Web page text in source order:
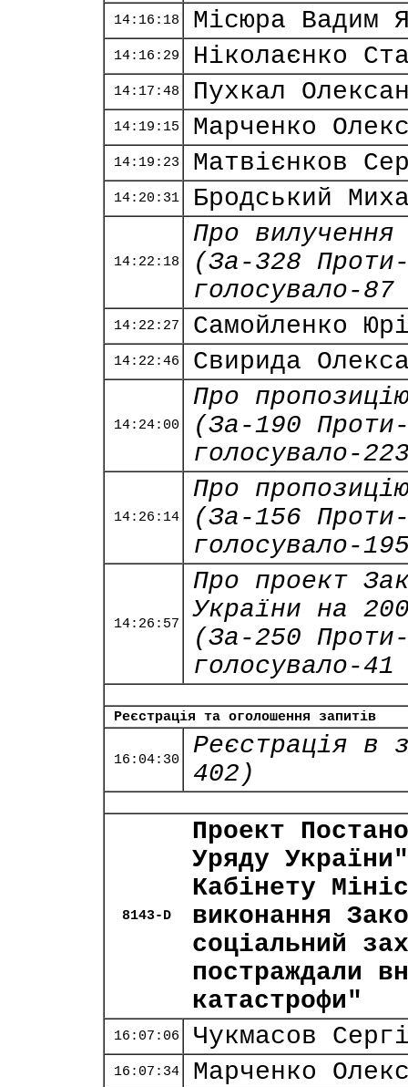
14:16:18 Місюра Вадим
14:16:29 Ніколаєнко
14:17:48 Пухкал
14:19:15 Марченко
14:19:23 Матвієнков
14:20:31 Бродський
14:22:18
Про
(За-328
голосувало-
14:22:27 Самойленко
14:22:46 Свирида
14:24:00
Про
(За-190
голосувало-
14:26:14
Про
(За-156
голосувало-
14:26:57
Про проект
України на
(За-250
голосувало-
Реєстрація та оголошення запитів
16:04:30
Реєстрація в
402)
8143-D
Проект
Уряду
Кабінету
виконання
соціальний
постраждали
катастрофи"
16:07:06 Чукмасов
16:07:34 Марченко